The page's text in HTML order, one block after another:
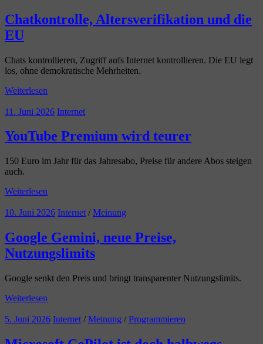
Chatkontrolle, Altersverifikation und die
EU
Chats kontrollieren, Zugriff aufs Internet kontrollieren. Die EU legt
los, ohne demokratische Mehrheiten.
Weiterlesen
11. Juni 2026 Internet
YouTube Premium wird teurer
150 Euro im Jahr für das Jahresabo, Preise für andere Abos steigen
auch.
Weiterlesen
10. Juni 2026 Internet /Meinung
Google Gemini, neue Preise,
Nutzungslimits
Google senkt den Preis und bringt transparenter Nutzungslimits.
Weiterlesen
5. Juni 2026 Internet /Meinung /Programmieren